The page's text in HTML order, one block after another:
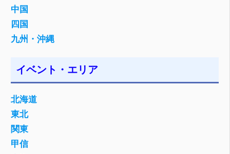
ョ
ン
中国
四国
九州・沖縄
イベント・エリア
北海道
東北
関東
甲信